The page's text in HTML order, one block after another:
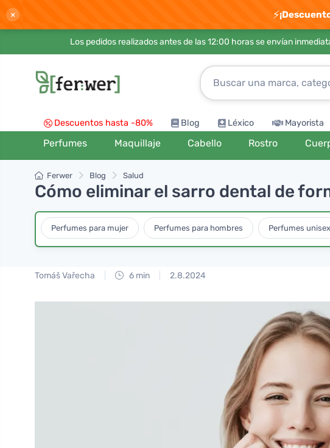
× ⚡
Los pedidos realizados antes de las 12:00 horas se envían
Descuentos hasta -80% Blog Léxico Mayorista
Perfumes Maquillaje Cabello Rostro
Ferwer Blog Salud
Cómo eliminar el sarro dental de
Perfumes para mujer Perfumes para hombres Perfumes unisex
Tomáš Vařecha 6 min 2.8.2024